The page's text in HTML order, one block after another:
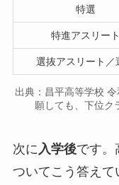
特選
特進アスリート
選抜アスリート／
出典：昌平高等学校
願しても、下位ク
次に入学後です。
ついてこう答えて